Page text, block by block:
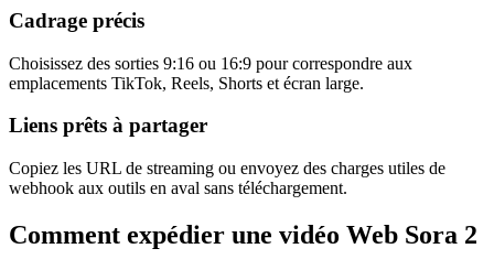
Cadrage précis
Choisissez des sorties 9:16 ou 16:9 pour correspondre aux
emplacements TikTok, Reels, Shorts et écran large.
Liens prêts à partager
Copiez les URL de streaming ou envoyez des charges utiles de
webhook aux outils en aval sans téléchargement.
Comment expédier une vidéo Web Sora 2